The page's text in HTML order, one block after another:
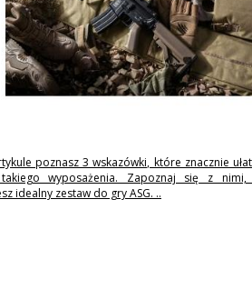
poznasz 3 wskazówki, które znacznie
wyposażenia. Zapoznaj się z
idealny zestaw do gry ASG. ..